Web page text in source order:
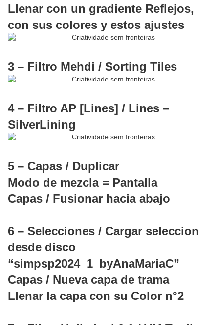
Llenar con un gradiente Reflejos,
con sus colores y estos ajustes
3 – Filtro Mehdi / Sorting Tiles
4 – Filtro AP [Lines] / Lines –
SilverLining
5 – Capas / Duplicar
Modo de mezcla = Pantalla
Capas / Fusionar hacia abajo
6 – Selecciones / Cargar seleccion
desde disco
“simpsp2024_1_byAnaMariaC”
Capas / Nueva capa de trama
Llenar la capa con su Color n°2